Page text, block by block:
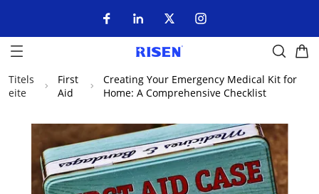
Titels
eite
First
Aid
Creating Your Emergency Medical Kit for
Home: A Comprehensive Checklist